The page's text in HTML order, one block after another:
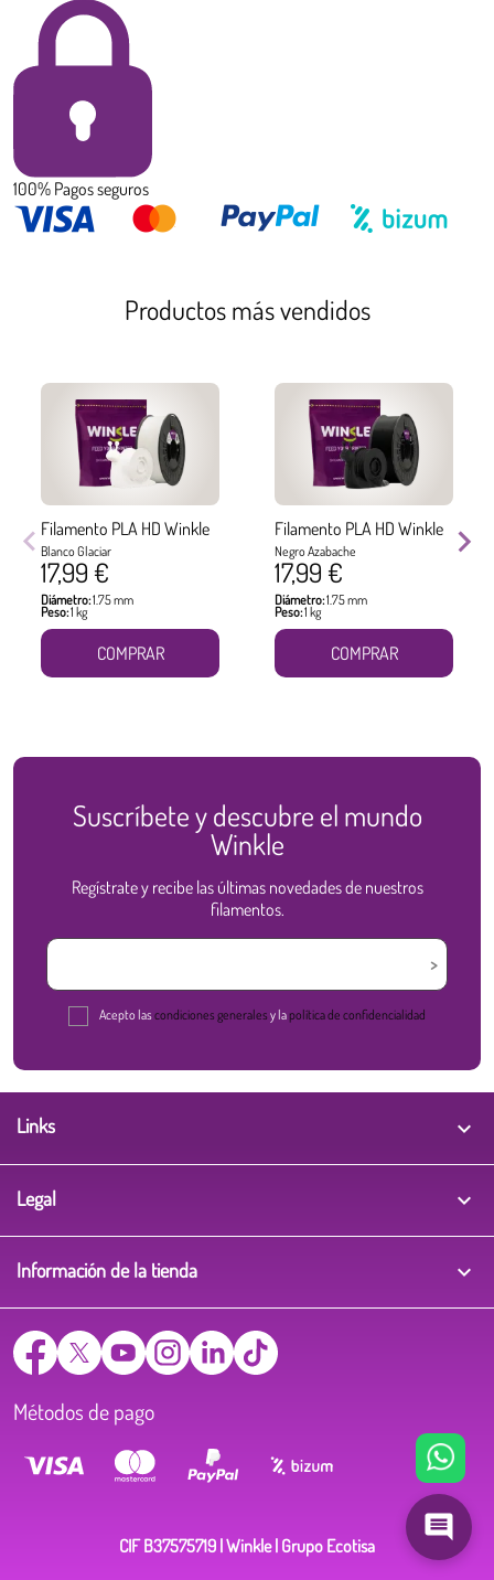
100% Pagos seguros
Productos más vendidos
Filamento PLA HD Winkle
Blanco Glaciar
17,99 €
Diámetro:1.75 mm
Peso:1 kg
COMPRAR
Filamento PLA HD Winkle
Negro Azabache
17,99 €
Diámetro:1.75 mm
Peso:1 kg
COMPRAR
Suscríbete y descubre el mundo
Winkle
Regístrate y recibe las últimas novedades de nuestros
filamentos.
Acepto lascondiciones generales y lapolítica de confidencialidad
Links 
Legal 
Información de la tienda keyboard_arrow_down
Métodos de pago
CIF B37575719 | Winkle | Grupo Ecotisa